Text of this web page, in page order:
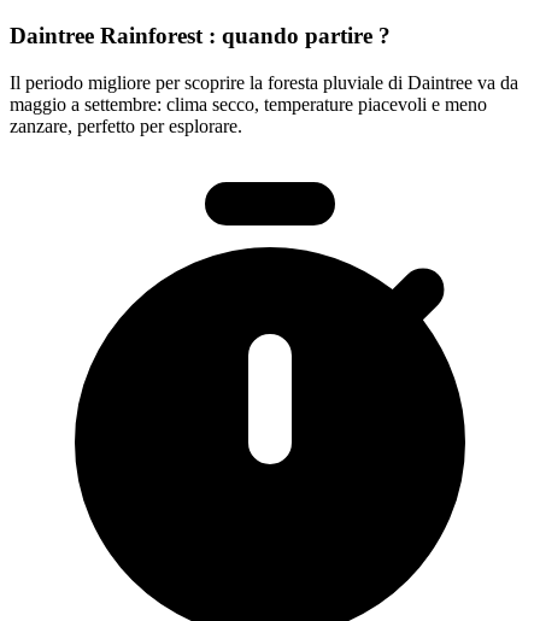
Daintree Rainforest : quando partire ?
Il periodo migliore per scoprire la foresta pluviale di Daintree va da
maggio a settembre: clima secco, temperature piacevoli e meno
zanzare, perfetto per esplorare.